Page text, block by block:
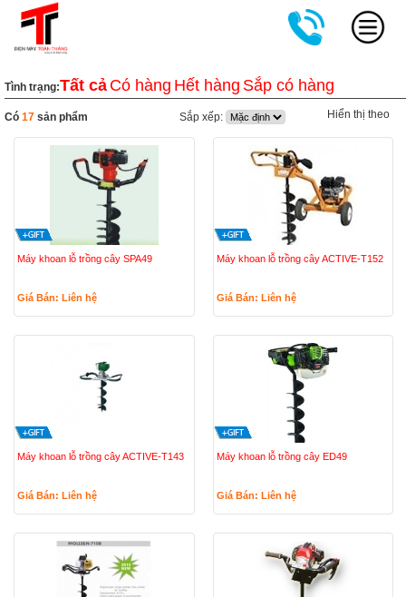
Tình trạng:Tất cả Có hàng Hết hàng Sắp có hàng
Có 17 sản phẩm Sắp xếp: Hiển thị theo
Máy khoan lỗ trồng cây SPA49
Giá Bán: Liên hệ
Máy khoan lỗ trồng cây ACTIVE-T152
Giá Bán: Liên hệ
Máy khoan lỗ trồng cây ACTIVE-T143
Giá Bán: Liên hệ
Máy khoan lỗ trồng cây ED49
Giá Bán: Liên hệ